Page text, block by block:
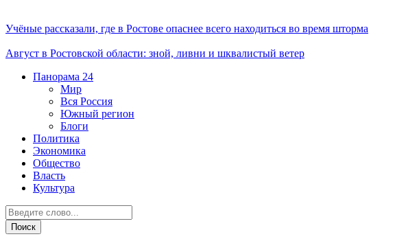
Учёные рассказали, где в Ростове опаснее всего находиться во время шторма
Август в Ростовской области: зной, ливни и шквалистый ветер
Панорама 24
Мир
Вся Россия
Южный регион
Блоги
Политика
Экономика
Общество
Власть
Культура